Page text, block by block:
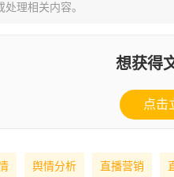
理相关内容。
想获得
点击
舆情分析 直播营销